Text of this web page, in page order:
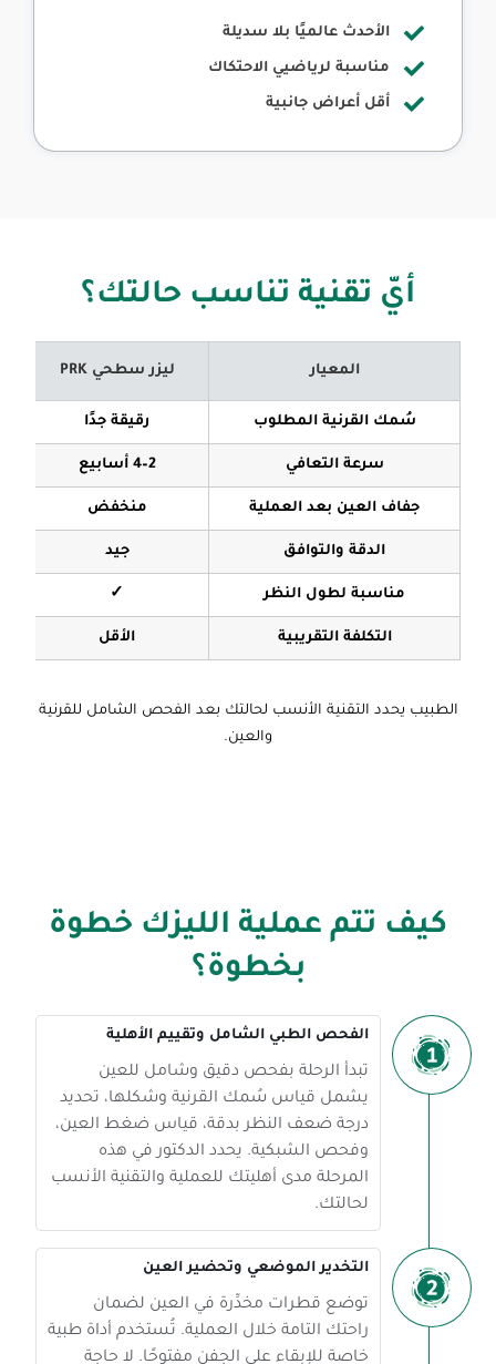
الأحدث عالميًا بلا سديلة
مناسبة لرياضيي الاحتكاك
أقل أعراض جانبية
أيّ تقنية تناسب حالتك؟
المعيار ليزر سطحي PRK
سُمك القرنية المطلوب رقيقة جدًا
سرعة التعافي 2–4 أسابيع
جفاف العين بعد العملية منخفض
الدقة والتوافق جيد
مناسبة لطول النظر ✓
التكلفة التقريبية الأقل
الطبيب يحدد التقنية الأنسب لحالتك بعد الفحص الشامل للقرنية
والعين.
كيف تتم عملية الليزك خطوة
بخطوة؟
الفحص الطبي الشامل وتقييم الأهلية
تبدأ الرحلة بفحص دقيق وشامل للعين
يشمل قياس سُمك القرنية وشكلها، تحديد
درجة ضعف النظر بدقة، قياس ضغط العين،
وفحص الشبكية. يحدد الدكتور في هذه
المرحلة مدى أهليتك للعملية والتقنية الأنسب
لحالتك.
التخدير الموضعي وتحضير العين
توضع قطرات مخدِّرة في العين لضمان
راحتك التامة خلال العملية. تُستخدم أداة طبية
خاصة للإبقاء على الجفن مفتوحًا. لا حاجة